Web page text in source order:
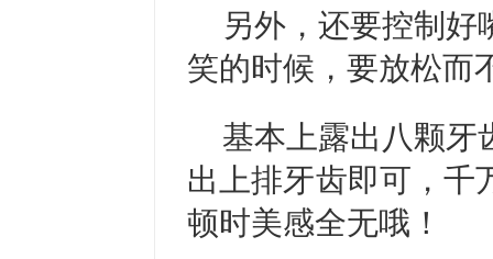
另外，还要控制
笑的时候，要放松而
基本上露出八颗牙
出上排牙齿即可，千
顿时美感全无哦！